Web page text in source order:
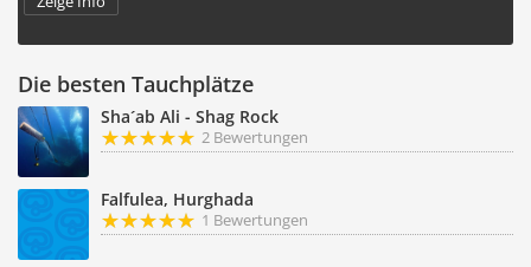
Die besten Tauchplätze
Sha´ab Ali - Shag Rock
2 Bewertungen
Falfulea, Hurghada
1 Bewertungen